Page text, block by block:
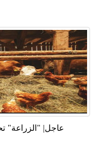
عاجل| "الزراعة"